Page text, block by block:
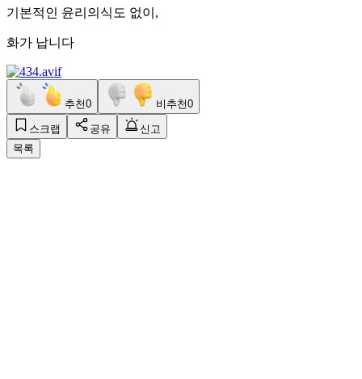
기본적인 윤리의식도 없이,
화가 납니다
추천0 비추천0
스크랩 공유
신고
목록